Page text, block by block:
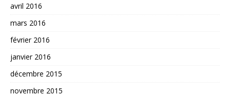
avril 2016
mars 2016
février 2016
janvier 2016
décembre 2015
novembre 2015